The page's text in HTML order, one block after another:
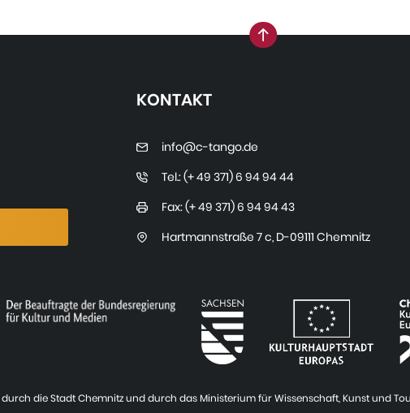
nach oben
KONTAKT
info@c-tango.de
Tel.: (+ 49 371) 6 94 94 44
Fax: (+ 49 371) 6 94 94 43
Hartmannstraße 7 c, D-09111 Chemnitz
die Stadt Chemnitz und durch das Ministerium für Wissenschaft, Kunst und